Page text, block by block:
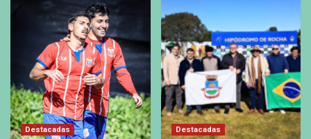
Destacadas Destacadas